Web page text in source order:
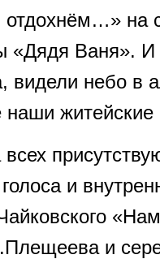
на
«Дядя Ваня».
видели небо в
наши
и
и